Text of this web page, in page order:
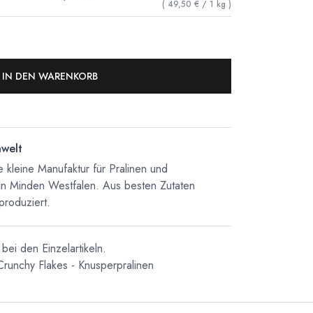
( 49,50 € / 1 kg )
IN DEN WARENKORB
kleine Manufaktur für Pralinen und
Minden Westfalen. Aus besten Zutaten
den Einzelartikeln.
Flakes - Knusperpralinen